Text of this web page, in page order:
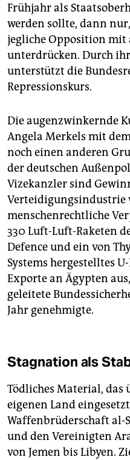
Frühjahr als
werden sollte, dann
jegliche Opposition mit
unterdrücken. Durch
unterstützt die
Repressionskurs.
Die augenzwinkernde
Angela Merkels mit
noch einen anderen
der deutschen
Vizekanzler sind
Verteidigungsindustrie
menschenrechtliche
330 Luft-Luft-Raketen
Defence und ein von
Systems hergestelltes
Exporte an Ägypten
geleitete
Jahr genehmigte.
Stagnation als
Tödliches Material,
eigenen Land
Waffenbrüderschaft al-
und den Vereinigten
von Jemen bis Libyen.